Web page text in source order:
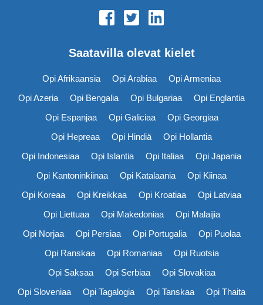
Saatavilla olevat kielet
Opi Afrikaansia Opi Arabiaa
Opi Armeniaa
Opi Azeria
Opi Bengalia Opi Bulgariaa
Opi Englantia
Opi Espanjaa
Opi Galiciaa
Opi Georgiaa
Opi Hepreaa
Opi Hindiä
Opi Hollantia
Opi Indonesiaa
Opi Islantia Opi Italiaa
Opi Japania
Opi Kantoninkiinaa
Opi Katalaania
Opi Kiinaa
Opi Koreaa
Opi Kreikkaa Opi Kroatiaa
Opi Latviaa
Opi Liettuaa
Opi Makedoniaa
Opi Malaijia
Opi Norjaa
Opi Persiaa Opi Portugalia
Opi Puolaa
Opi Ranskaa
Opi Romaniaa
Opi Ruotsia
Opi Saksaa
Opi Serbiaa
Opi Slovakiaa
Opi Sloveniaa
Opi Tagalogia Opi Tanskaa
Opi Thaita